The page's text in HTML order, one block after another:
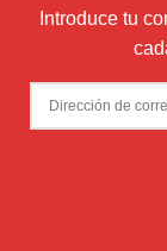
Introduce tu
Dirección
de